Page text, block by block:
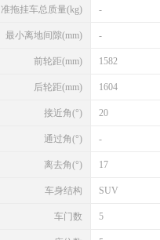
准拖挂车总质量(kg) -
最小离地间隙(mm) -
前轮距(mm) 1582
后轮距(mm) 1604
接近角(°) 20
通过角(°) -
离去角(°) 17
车身结构 SUV
车门数 5